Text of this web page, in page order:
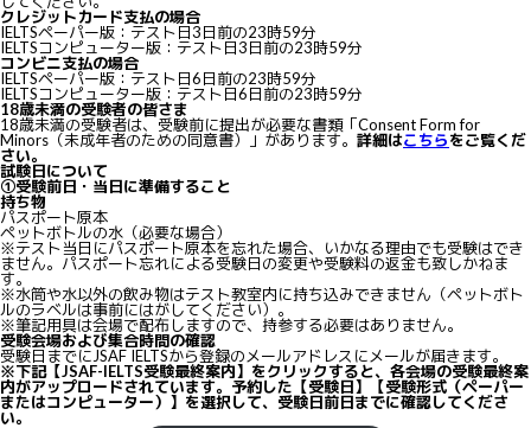
クレジットカード支払の場合
IELTSペーパー版：テスト日3日前の23時59分
IELTSコンピューター版：テスト日3日前の23時59分
コンビニ支払の場合
IELTSペーパー版：テスト日6日前の23時59分
IELTSコンピューター版：テスト日6日前の23時59分
18歳未満の受験者の皆さま
18歳未満の受験者は、受験前に提出が必要な書類「Consent Form for
Minors（未成年者のための同意書）」があります。 詳細はこちらをご覧くだ
さい。
試験日について
①受験前日・当日に準備すること
持ち物
パスポート原本
ペットボトルの水（必要な場合）
※テスト当日にパスポート原本を忘れた場合、いかなる理由でも受験はでき
ません。パスポート忘れによる受験日の変更や受験料の返金も致しかねま
す。
※水筒や水以外の飲み物はテスト教室内に持ち込みできません（ペットボト
ルのラベルは事前にはがしてください）。
※筆記用具は会場で配布しますので、持参する必要はありません。
受験会場および集合時間の確認
受験日までにJSAF IELTSから登録のメールアドレスにメールが届きます。
※下記【JSAF-IELTS受験最終案内】をクリックすると、各会場の受験最終案
内がアップロードされています。予約した【受験日】【受験形式（ペーパー
またはコンピューター）】を選択して、受験日前日までに確認してくださ
い。